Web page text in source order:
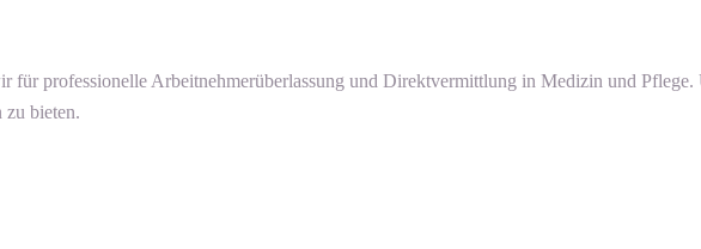
für professionelle Arbeitnehmerüberlassung und Direktvermittlung in Medizin und
zu bieten.